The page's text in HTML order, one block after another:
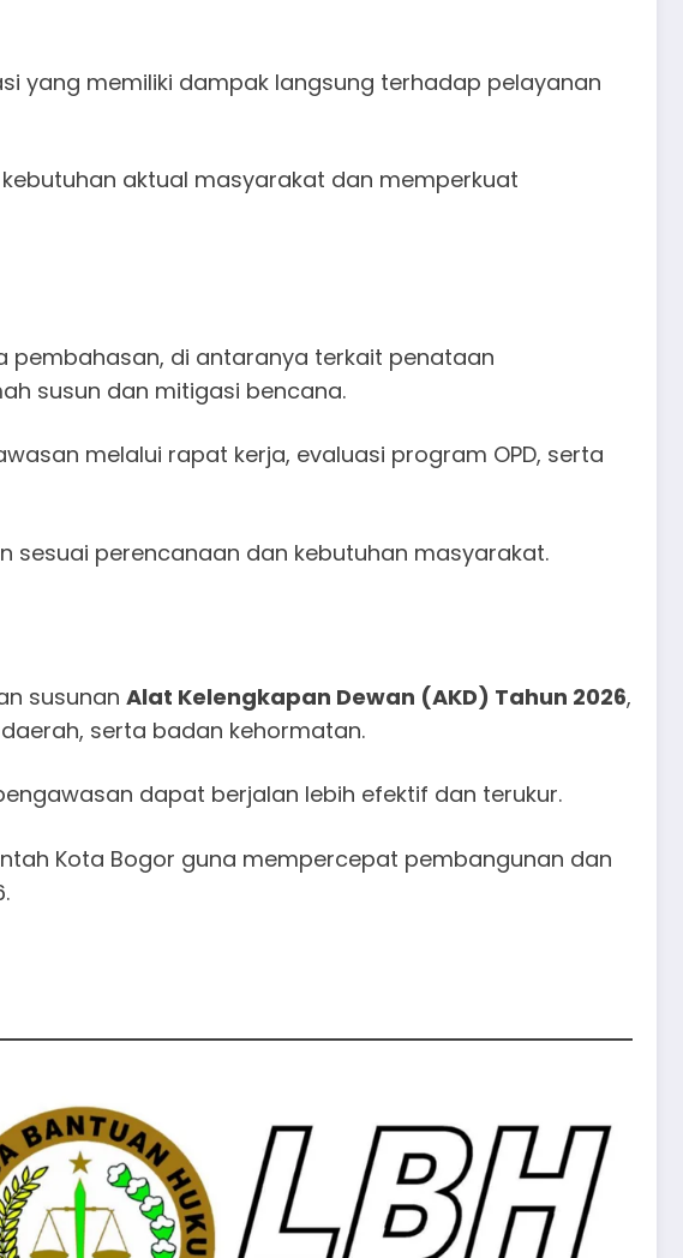
yang memiliki dampak langsung terhadap pelayanan
aktual masyarakat dan memperkuat
pembahasan, di antaranya terkait penataan
susun dan mitigasi bencana.
melalui rapat kerja, evaluasi program OPD, serta
sesuai perencanaan dan kebutuhan masyarakat.
susunan Alat Kelengkapan Dewan (AKD) Tahun 2026,
serta badan kehormatan.
dapat berjalan lebih efektif dan terukur.
Kota Bogor guna mempercepat pembangunan dan